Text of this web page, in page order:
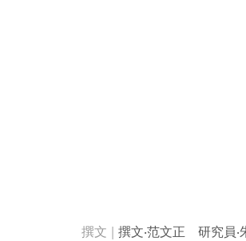
撰文‧范文正 研究員‧